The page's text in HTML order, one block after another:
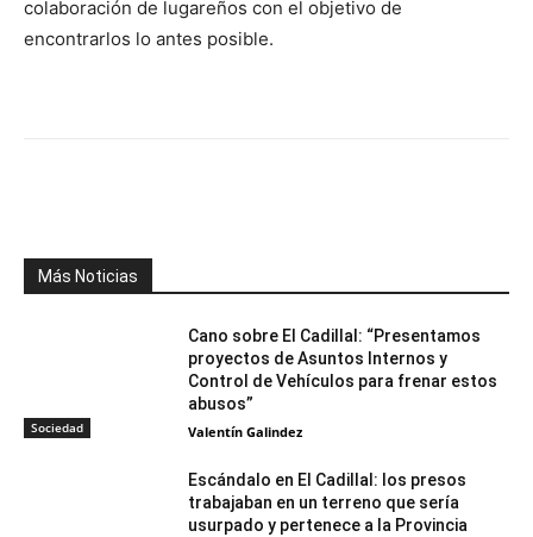
colaboración de lugareños con el objetivo de
encontrarlos lo antes posible.
Más Noticias
Sociedad
Cano sobre El Cadillal: “Presentamos
proyectos de Asuntos Internos y
Control de Vehículos para frenar estos
abusos”
Valentín Galindez
Escándalo en El Cadillal: los presos
trabajaban en un terreno que sería
usurpado y pertenece a la Provincia